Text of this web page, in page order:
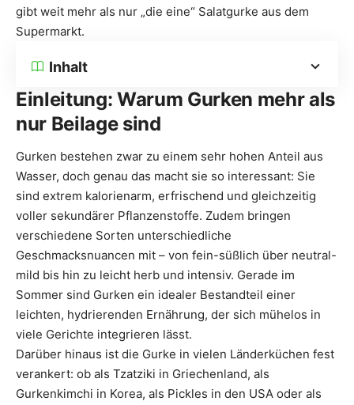
gibt weit mehr als nur „die eine“ Salatgurke aus dem
Supermarkt.
Inhalt
Einleitung: Warum Gurken mehr als
nur Beilage sind
Gurken bestehen zwar zu einem sehr hohen Anteil aus
Wasser, doch genau das macht sie so interessant: Sie
sind extrem kalorienarm, erfrischend und gleichzeitig
voller sekundärer Pflanzenstoffe. Zudem bringen
verschiedene Sorten unterschiedliche
Geschmacksnuancen mit – von fein-süßlich über neutral-
mild bis hin zu leicht herb und intensiv. Gerade im
Sommer sind Gurken ein idealer Bestandteil einer
leichten, hydrierenden Ernährung, der sich mühelos in
viele Gerichte integrieren lässt.
Darüber hinaus ist die Gurke in vielen Länderküchen fest
verankert: ob als Tzatziki in Griechenland, als
Gurkenkimchi in Korea, als Pickles in den USA oder als